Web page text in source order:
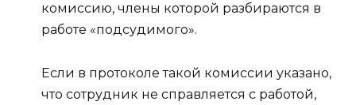
комиссию, члены которой разбираются в
работе «подсудимого».
Если в протоколе такой комиссии указано,
что сотрудник не справляется с работой,